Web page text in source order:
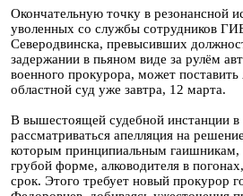
Окончательную точку в резонансной
уволенных со службы сотрудников
Северодвинска, превысивших
задержании в пьяном виде за рулём
военного прокурора, может поставить
областной суд уже завтра, 12 марта.
В вышестоящей судебной инстанции в
рассматриваться апелляция на
которым принципиальным гаишникам,
грубой форме, алководителя в
срок. Этого требует новый прокурор